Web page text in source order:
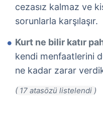
cezasız kalmaz ve
sorunlarla karşılaşır.
Kurt ne bilir katır
kendi menfaatlerini
ne kadar zarar